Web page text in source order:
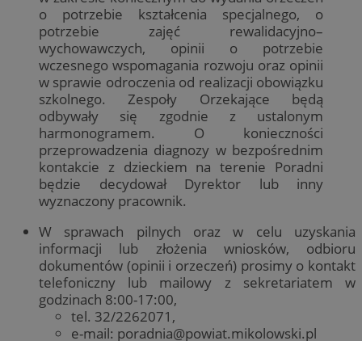
o potrzebie kształcenia specjalnego, o
potrzebie zajęć rewalidacyjno–
wychowawczych, opinii o potrzebie
wczesnego wspomagania rozwoju oraz opinii
w sprawie odroczenia od realizacji obowiązku
szkolnego. Zespoły Orzekające będą
odbywały się zgodnie z ustalonym
harmonogramem. O konieczności
przeprowadzenia diagnozy w bezpośrednim
kontakcie z dzieckiem na terenie Poradni
będzie decydował Dyrektor lub inny
wyznaczony pracownik.
W sprawach pilnych oraz w celu uzyskania
informacji lub złożenia wniosków, odbioru
dokumentów (opinii i orzeczeń) prosimy o kontakt
telefoniczny lub mailowy z sekretariatem w
godzinach 8:00-17:00,
tel. 32/2262071,
e-mail: poradnia@powiat.mikolowski.pl